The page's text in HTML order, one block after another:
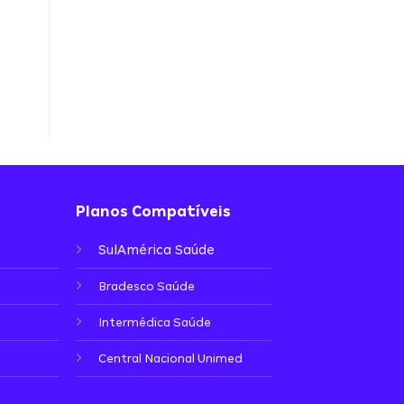
Planos Compatíveis
SulAmérica Saúde
Bradesco Saúde
Intermédica Saúde
Central Nacional Unimed